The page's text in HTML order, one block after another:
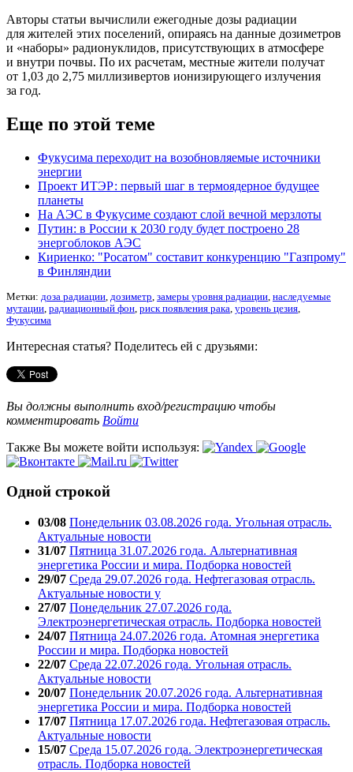
Авторы статьи вычислили ежегодные дозы радиации
для жителей этих поселений, опираясь на данные дозиметров
и «наборы» радионуклидов, присутствующих в атмосфере
и внутри почвы. По их расчетам, местные жители получат
от 1,03 до 2,75 миллизивертов ионизирующего излучения
за год.
Еще по этой теме
Фукусима переходит на возобновляемые источники
энергии
Проект ИТЭР: первый шаг в термоядерное будущее
планеты
На АЭС в Фукусиме создают слой вечной мерзлоты
Путин: в России к 2030 году будет построено 28
энергоблоков АЭС
Кириенко: "Росатом" составит конкуренцию "Газпрому"
в Финляндии
Метки: доза радиации дозиметр замеры уровня радиации наследуемые
мутации радиационный фон риск появления рака уровень цезия
Фукусима
Интересная статья? Поделитесь ей с друзьями:
Вы должны выполнить вход/регистрацию чтобы
комментировать Войти
Также Вы можете войти используя:
Одной строкой
03/08 Понедельник 03.08.2026 года. Угольная отрасль.
Актуальные новости
31/07 Пятница 31.07.2026 года. Альтернативная
энергетика России и мира. Подборка новостей
29/07 Среда 29.07.2026 года. Нефтегазовая отрасль.
Актуальные новости у
27/07 Понедельник 27.07.2026 года.
Электроэнергетическая отрасль. Подборка новостей
24/07 Пятница 24.07.2026 года. Атомная энергетика
России и мира. Подборка новостей
22/07 Среда 22.07.2026 года. Угольная отрасль.
Актуальные новости
20/07 Понедельник 20.07.2026 года. Альтернативная
энергетика России и мира. Подборка новостей
17/07 Пятница 17.07.2026 года. Нефтегазовая отрасль.
Актуальные новости
15/07 Среда 15.07.2026 года. Электроэнергетическая
отрасль. Подборка новостей